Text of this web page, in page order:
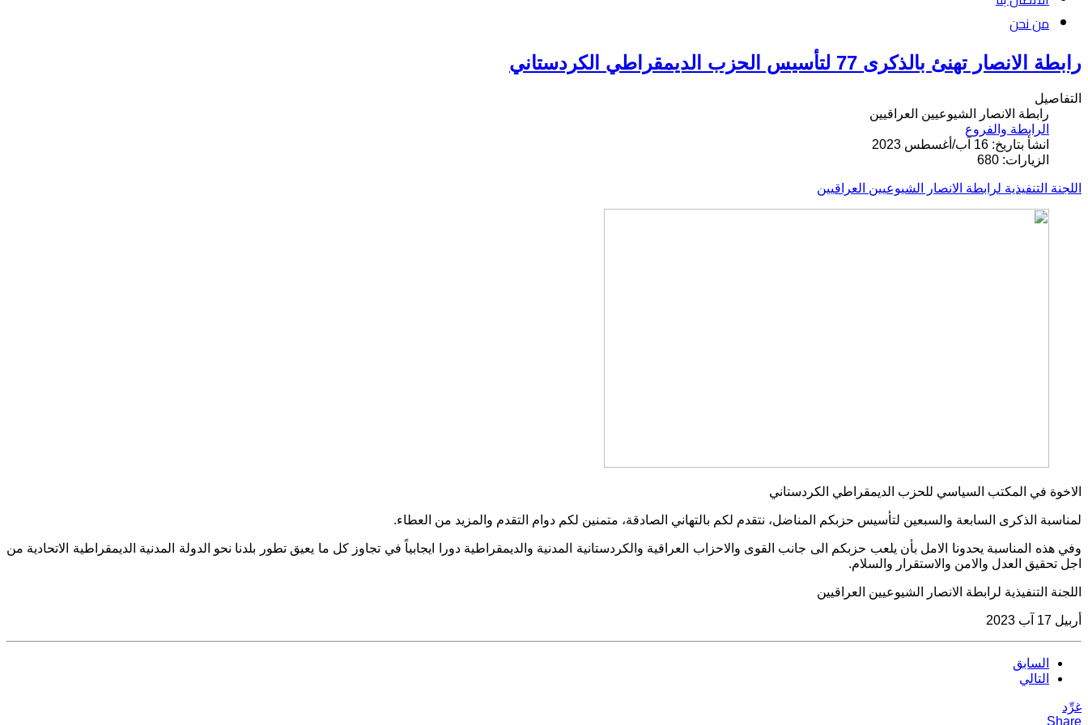
من نحن
رابطة الانصار تهنئ بالذكرى 77 لتأسيس الحزب الديمقراطي الكردستاني
التفاصيل
رابطة الانصار الشيوعيين العراقيين
الرابطة والفروع
انشأ بتاريخ: 16 آب/أغسطس 2023
الزيارات: 680
اللجنة التنفيذية لرابطة الانصار الشيوعيين العراقيين
الاخوة في المكتب السياسي للحزب الديمقراطي الكردستاني
لمناسبة الذكرى السابعة والسبعين لتأسيس حزبكم المناضل، نتقدم لكم بالتهاني الصادقة، متمنين لكم دوام التقدم والمزيد من العطاء.
وفي هذه المناسبة يحدونا الامل بأن يلعب حزبكم الى جانب القوى والاحزاب العراقية والكردستانية المدنية والديمقراطية دورا ايجابياً في تجاوز كل ما يعيق تطور بلدنا نحو الدولة المدنية الديمقراطية الاتحادية من
اجل تحقيق العدل والامن والاستقرار والسلام.
اللجنة التنفيذية لرابطة الانصار الشيوعيين العراقيين
أربيل آب
السابق
التالي
غرِّد
Share